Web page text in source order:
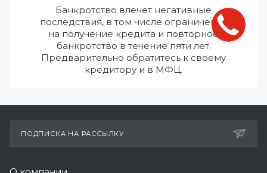
Банкротство влечет негативные
последствия, в том числе ограничения
на получение кредита и повторное
банкротство в течение пяти лет.
Предварительно обратитесь к своему
кредитору и в МФЦ.
ПОДПИСКА НА РАССЫЛКУ